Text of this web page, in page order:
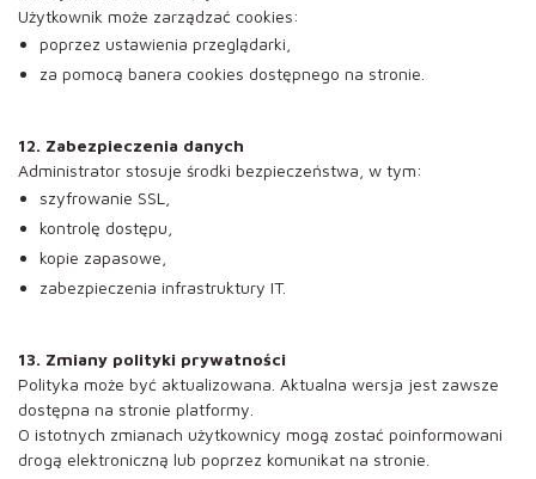
Użytkownik może zarządzać cookies:
poprzez ustawienia przeglądarki,
za pomocą banera cookies dostępnego na stronie.
12. Zabezpieczenia danych
Administrator stosuje środki bezpieczeństwa, w tym:
szyfrowanie SSL,
kontrolę dostępu,
kopie zapasowe,
zabezpieczenia infrastruktury IT.
13. Zmiany polityki prywatności
Polityka może być aktualizowana. Aktualna wersja jest zawsze
dostępna na stronie platformy.
O istotnych zmianach użytkownicy mogą zostać poinformowani
drogą elektroniczną lub poprzez komunikat na stronie.